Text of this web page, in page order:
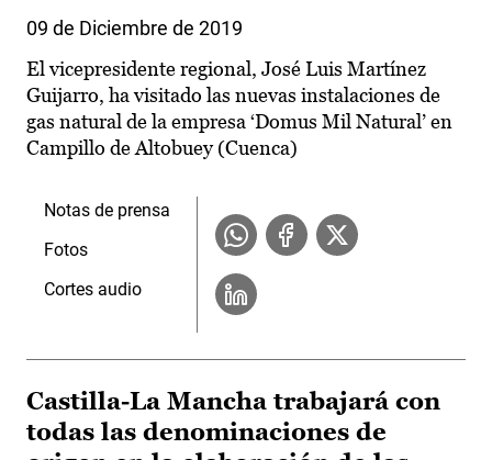
09 de Diciembre de 2019
El vicepresidente regional, José Luis Martínez
Guijarro, ha visitado las nuevas instalaciones de
gas natural de la empresa ‘Domus Mil Natural’ en
Campillo de Altobuey (Cuenca)
Notas de prensa
Fotos
Cortes audio
Castilla-La Mancha trabajará con
todas las denominaciones de